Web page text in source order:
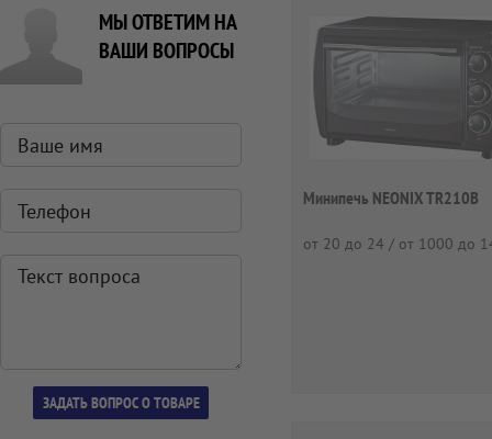
МЫ ОТВЕТИМ НА
ВАШИ ВОПРОСЫ
Минипечь NEONIX TR210B
от 20 до 24 / от 1000 до